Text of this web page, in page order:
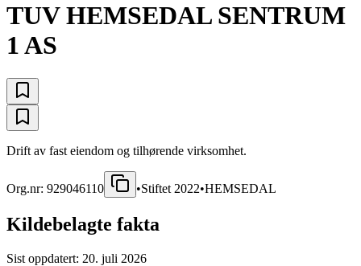
TUV HEMSEDAL SENTRUM
1 AS
Drift av fast eiendom og tilhørende virksomhet.
Org.nr: 929046110 •Stiftet 2022•HEMSEDAL
Kildebelagte fakta
Sist oppdatert: 20. juli 2026